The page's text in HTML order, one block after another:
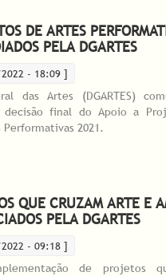
DE ARTES
PELA DGARTES
- 18:09 ]
das Artes (DGARTES)
decisão final do Apoio a
Performativas 2021.
QUE CRUZAM ARTE E
PELA DGARTES
- 09:18 ]
de projetos